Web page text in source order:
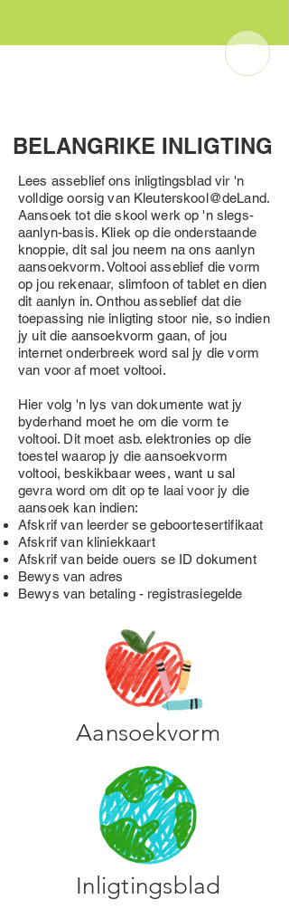
BELANGRIKE INLIGTING
Lees asseblief ons inligtingsblad vir 'n
volldige oorsig van Kleuterskool@deLand.
Aansoek tot die skool werk op 'n slegs-
aanlyn-basis. Kliek op die onderstaande
knoppie, dit sal jou neem na ons aanlyn
aansoekvorm. Voltooi asseblief die vorm
op jou rekenaar, slimfoon of tablet en dien
dit aanlyn in. Onthou asseblief dat die
toepassing nie inligting stoor nie, so indien
jy uit die aansoekvorm gaan, of jou
internet onderbreek word sal jy die vorm
van voor af moet voltooi.
Hier volg 'n lys van dokumente wat jy
byderhand moet he om die vorm te
voltooi. Dit moet asb. elektronies op die
toestel waarop jy die aansoekvorm
voltooi, beskikbaar wees, want u sal
gevra word om dit op te laai voor jy die
aansoek kan indien:
Afskrif van leerder se geboortesertifikaat
Afskrif van kliniekkaart
Afskrif van beide ouers se ID dokument
Bewys van adres
Bewys van betaling - registrasiegelde
Aansoekvorm
Inligtingsblad